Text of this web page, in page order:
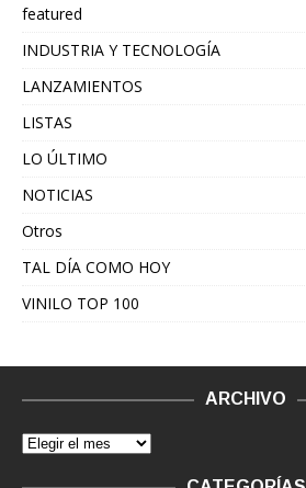
featured
INDUSTRIA Y TECNOLOGÍA
LANZAMIENTOS
LISTAS
LO ÚLTIMO
NOTICIAS
Otros
TAL DÍA COMO HOY
VINILO TOP 100
ARCHIVO